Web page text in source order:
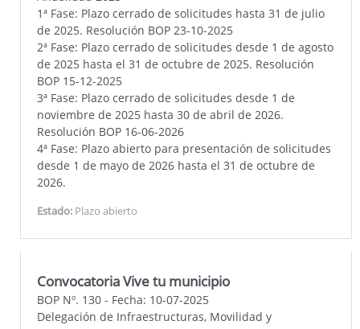
1ª Fase: Plazo cerrado de solicitudes hasta 31 de julio
de 2025. Resolución BOP 23-10-2025
2ª Fase: Plazo cerrado de solicitudes desde 1 de agosto
de 2025 hasta el 31 de octubre de 2025. Resolución
BOP 15-12-2025
3ª Fase: Plazo cerrado de solicitudes desde 1 de
noviembre de 2025 hasta 30 de abril de 2026.
Resolución BOP 16-06-2026
4ª Fase: Plazo abierto para presentación de solicitudes
desde 1 de mayo de 2026 hasta el 31 de octubre de
2026.
Estado: Plazo abierto
Convocatoria Vive tu municipio
BOP Nº. 130 - Fecha: 10-07-2025
Delegación de Infraestructuras, Movilidad y